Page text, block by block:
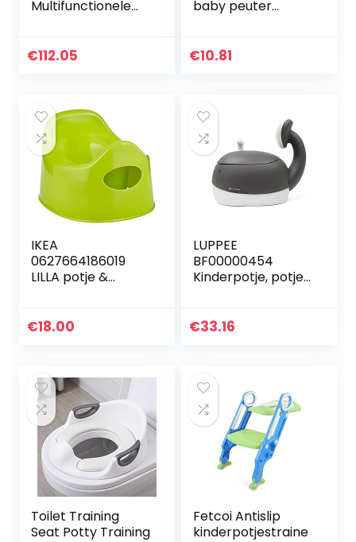
Multifunctionele
Babytraining toilet
€112.05
baby peuter
haak potje toilet
€10.81
IKEA
0627664186019
LILLA potje &
€18.00
LUPPEE
BF00000454
Kinderpotje, potje
wals (zwart),1 stuk
€33.16
Toilet Training
Seat Potty Training
Fetcoi Antislip
kinderpotjestraine